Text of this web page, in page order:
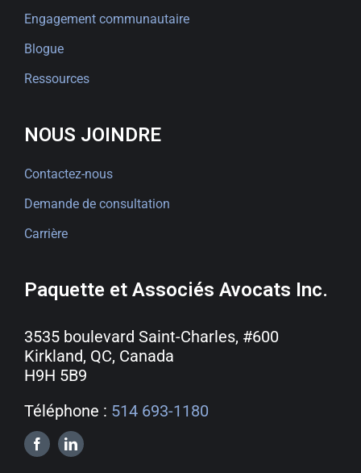
Engagement communautaire
Blogue
Ressources
NOUS JOINDRE
Contactez-nous
Demande de consultation
Carrière
Paquette et Associés Avocats Inc.
3535 boulevard Saint-Charles, #600
Kirkland, QC, Canada
H9H 5B9
Téléphone : 514 693-1180